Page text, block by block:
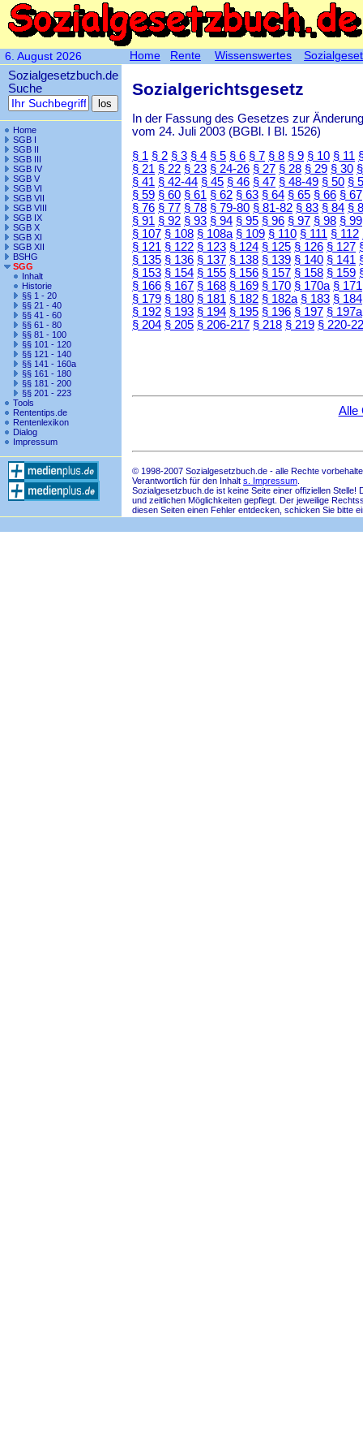
6. August 2026
Sozialgesetzbuch.de
Suche
Home
SGB I
SGB II
SGB III
SGB IV
SGB V
SGB VI
SGB VII
SGB VIII
SGB IX
SGB X
SGB XI
SGB XII
BSHG
SGG
Inhalt
Historie
§§ 1 - 20
§§ 21 - 40
§§ 41 - 60
§§ 61 - 80
§§ 81 - 100
§§ 101 - 120
§§ 121 - 140
§§ 141 - 160a
§§ 161 - 180
§§ 181 - 200
§§ 201 - 223
Tools
Rententips.de
Rentenlexikon
Dialog
Impressum
Sozialgerichtsgesetz
In der Fassung des Gesetzes zur
vom 24. Juli 2003 (BGBl. I Bl. 1526)
§ 1 § 2 § 3 § 4 § 5 § 6 § 7 § 8 § 9 § 10 § 11
§ 21 § 22 § 23 § 24-26 § 27 § 28 § 29 § 30
§ 41 § 42-44 § 45 § 46 § 47 § 48-49 § 50 §
§ 59 § 60 § 61 § 62 § 63 § 64 § 65 § 66 § 67
§ 76 § 77 § 78 § 79-80 § 81-82 § 83 § 84 §
§ 91 § 92 § 93 § 94 § 95 § 96 § 97 § 98 § 99
§ 107 § 108 § 108a § 109 § 110 § 111 § 112
§ 121 § 122 § 123 § 124 § 125 § 126 § 127
§ 135 § 136 § 137 § 138 § 139 § 140 § 141
§ 153 § 154 § 155 § 156 § 157 § 158 § 159
§ 166 § 167 § 168 § 169 § 170 § 170a § 171
§ 179 § 180 § 181 § 182 § 182a § 183 § 184
§ 192 § 193 § 194 § 195 § 196 § 197 § 197a
§ 204 § 205 § 206-217 § 218 § 219 § 220-
Alle
© 1998-2007 Sozialgesetzbuch.de - alle Rechte
Verantwortlich für den Inhalt s. Impressum
Sozialgesetzbuch.de ist keine Seite einer offiziellen
und zeitlichen Möglichkeiten gepflegt. Der jeweilige
diesen Seiten einen Fehler entdecken, schicken Sie bitte
Home Rente Wissenswertes